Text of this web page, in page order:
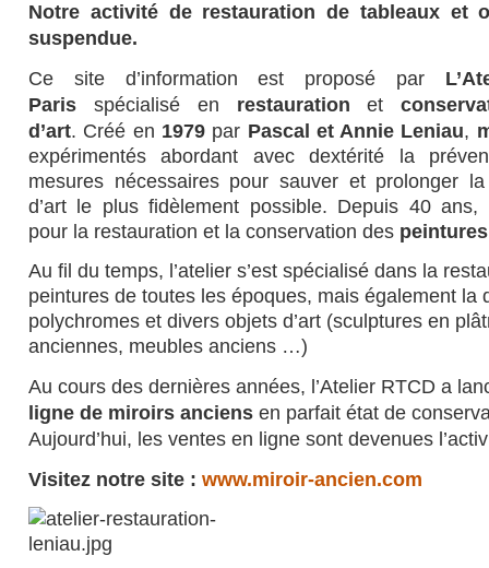
Notre activité de restauration de tableaux et
suspendue.
Ce site d’information est proposé par
Paris spécialisé en restauration et
d’art. Créé en 1979par Pascal et Annie Leniau,
expérimentés abordant avec dextérité la
mesures nécessaires pour sauver et prolonger
d’art le plus fidèlement possible. Depuis 40 ans,
pour la restauration et la conservation des peintures
Au fil du temps, l’atelier s’est spécialisé dans la
peintures de toutes les époques, mais également la
polychromes et divers objets d’art (sculptures en
anciennes, meubles anciens …)
Au cours des dernières années, l’Atelier RTCD a
ligne de miroirs anciens en parfait état de
Aujourd’hui, les ventes en ligne sont devenues
Visitez notre site : www.miroir-ancien.com